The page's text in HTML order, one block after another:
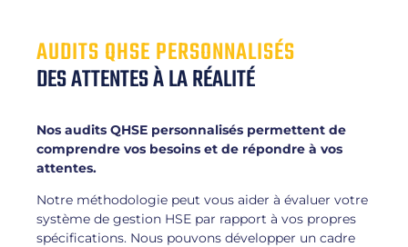
AUDITS QHSE PERSONNALISÉS
DES ATTENTES À LA RÉALITÉ
Nos audits QHSE personnalisés permettent de
comprendre vos besoins et de répondre à vos
attentes.
Notre méthodologie peut vous aider à évaluer votre
système de gestion HSE par rapport à vos propres
spécifications. Nous pouvons développer un cadre